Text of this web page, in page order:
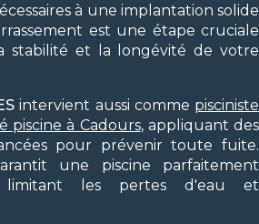
à une implantation solide
est une étape cruciale
stabilité et la longévité de votre
intervient aussi comme pisciniste
piscine à Cadours, appliquant des
pour prévenir toute fuite.
une piscine parfaitement
limitant les pertes d'eau et